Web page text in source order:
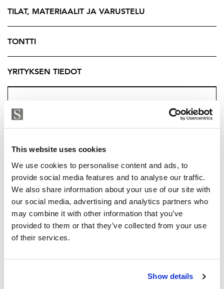
This website uses cookies
We use cookies to personalise content and ads, to
provide social media features and to analyse our traffic.
We also share information about your use of our site with
our social media, advertising and analytics partners who
may combine it with other information that you’ve
provided to them or that they’ve collected from your use
of their services.
Show details
TUUKKA HAKKARAINEN
tuukka.hakkarainen@strand.fi
Strand Properties Brand Partner,
Ylempi kiinteistönvälittäjä YKV, LKV
Tartu tilaisuuteen hankkia oma rauhan tyyssija
luonnon keskeltä – tämä mökki on täydellinen paikka
perheelle viettää vapaa-aikaa ja luoda unohtumattomia
muistoja.
Tuukka Hakkarainen
Ylempi Kiinteistönvälittäjä, YKV LKV
Strand Properties Brand Partner
040 174 3010 – tuukka.hakkarainen@strand.fi
TILAT, MATERIAALIT JA VARUSTELU
TONTTI
YRITYKSEN TIEDOT